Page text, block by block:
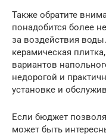
Также обратите
понадобится более
за воздействия
керамическая
вариантов
недорогой и
установке и
Если бюджет
может быть